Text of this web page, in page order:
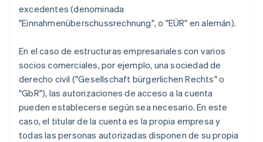
excedentes (denominada
"Einnahmenüberschussrechnung", o "EÜR" en alemán).
En el caso de estructuras empresariales con varios
socios comerciales, por ejemplo, una sociedad de
derecho civil ("Gesellschaft bürgerlichen Rechts" o
"GbR"), las autorizaciones de acceso a la cuenta
pueden establecerse según sea necesario. En este
caso, el titular de la cuenta es la propia empresa y
todas las personas autorizadas disponen de su propia